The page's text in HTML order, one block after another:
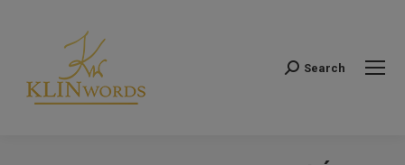
Szukaj:Search